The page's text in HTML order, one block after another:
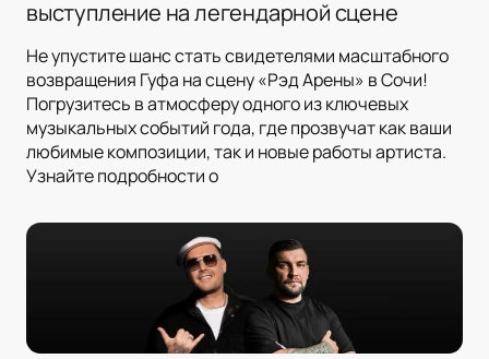
выступление на легендарной сцене
Не упустите шанс стать свидетелями масштабного
возвращения Гуфа на сцену «Рэд Арены» в Сочи!
Погрузитесь в атмосферу одного из ключевых
музыкальных событий года, где прозвучат как ваши
любимые композиции, так и новые работы артиста.
Узнайте подробности о